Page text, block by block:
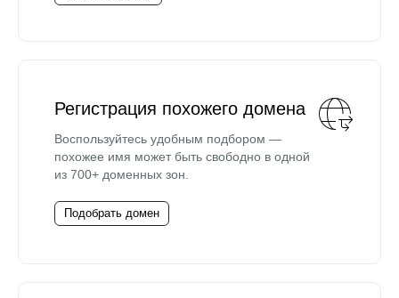
Регистрация похожего домена
Воспользуйтесь удобным подбором —
похожее имя может быть свободно в одной
из 700+ доменных зон.
Подобрать домен